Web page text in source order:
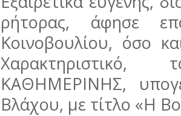
ρήτορας, άφησε
Κοινοβουλίου, όσο
ΚΑΘΗΜΕΡΙΝΗΣ,
Βλάχου, με τίτλο «Η